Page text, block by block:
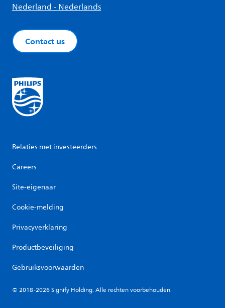
Nederland - Nederlands
Contact us
Relaties met investeerders
Careers
Site-eigenaar
Cookie-melding
Privacyverklaring
Productbeveiliging
Gebruiksvoorwaarden
© 2018-2026 Signify Holding. Alle rechten voorbehouden.